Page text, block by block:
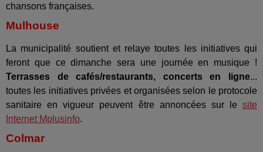
chansons françaises.
Mulhouse
La municipalité soutient et relaye toutes les initiatives qui
feront que ce dimanche sera une journée en musique !
Terrasses de cafés/restaurants, concerts en ligne...
toutes les initiatives privées et organisées selon le protocole
sanitaire en vigueur peuvent être annoncées sur le site
Internet Mplusinfo.
Colmar